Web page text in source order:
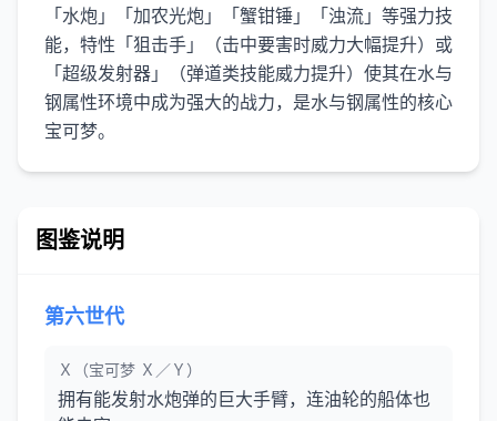
「水炮」「加农光炮」「蟹钳锤」「浊流」等强力技
能，特性「狙击手」（击中要害时威力大幅提升）或
「超级发射器」（弹道类技能威力提升）使其在水与
钢属性环境中成为强大的战力，是水与钢属性的核心
宝可梦。
图鉴说明
第六世代
Ｘ（宝可梦 Ｘ／Ｙ）
拥有能发射水炮弹的巨大手臂，连油轮的船体也